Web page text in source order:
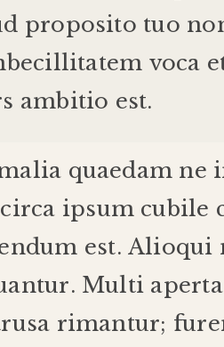
proposito tuo
voca
ambitio est.
quaedam ne
circa ipsum cubile
est. Alioqui
. Multi aperta
rimantur;